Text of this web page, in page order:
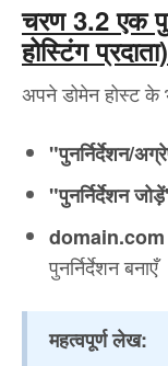
चरण 3.2 एक
होस्टिंग प्रदाता)
अपने डोमेन होस्ट के
"पुनर्निर्देशन/
"पुनर्निर्देशन
domain.com
पुनर्निर्देशन बनाएँ
महत्वपूर्ण लेख: